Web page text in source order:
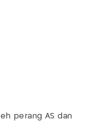
perang AS dan